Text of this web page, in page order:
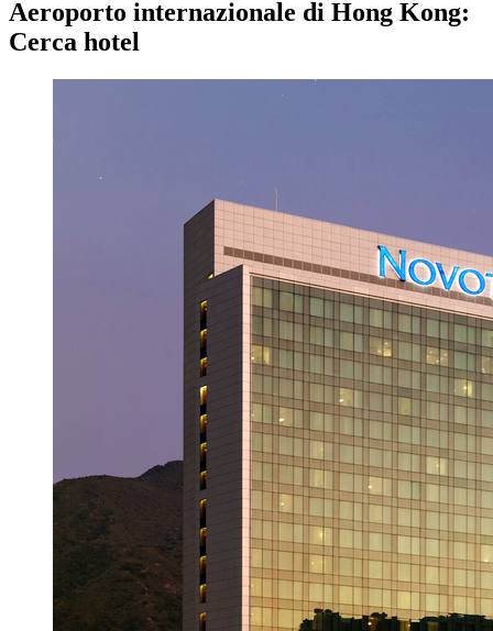
Aeroporto internazionale di Hong Kong:
Cerca hotel